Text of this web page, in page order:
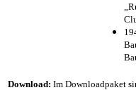
Download: Im Downloadpaket